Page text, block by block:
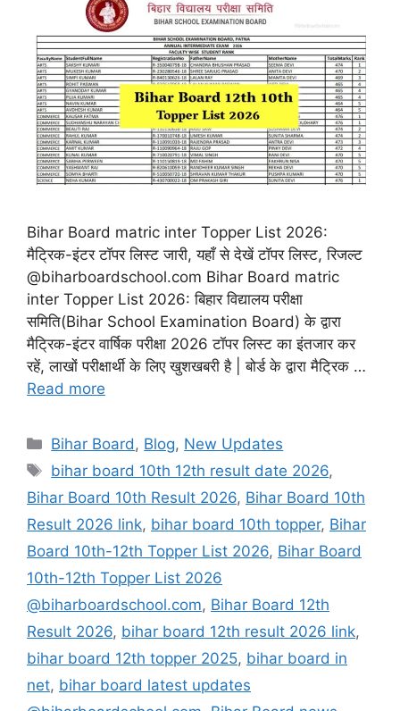
Bihar Board matric inter Topper List 2026:
मैट्रिक-इंटर टॉपर लिस्ट जारी, यहाँ से देखें टॉपर लिस्ट, रिजल्ट
@biharboardschool.com Bihar Board matric
inter Topper List 2026: बिहार विद्यालय परीक्षा
समिति(Bihar School Examination Board) के द्वारा
मैट्रिक-इंटर वार्षिक परीक्षा 2026 टॉपर लिस्ट का इंतजार कर
रहें, लाखों परीक्षार्थी के लिए खुशखबरी है | बोर्ड के द्वारा मैट्रिक …
Read more
Categories
Bihar Board , Blog, New Updates
Tags
bihar board 10th 12th result date 2026,
Bihar Board 10th Result 2026, Bihar Board 10th
Result 2026 link, bihar board 10th topper, Bihar
Board 10th-12th Topper List 2026, Bihar Board
10th-12th Topper List 2026
@biharboardschool.com, Bihar Board 12th
Result 2026, bihar board 12th result 2026 link,
bihar board 12th topper 2025, bihar board in
net, bihar board latest updates